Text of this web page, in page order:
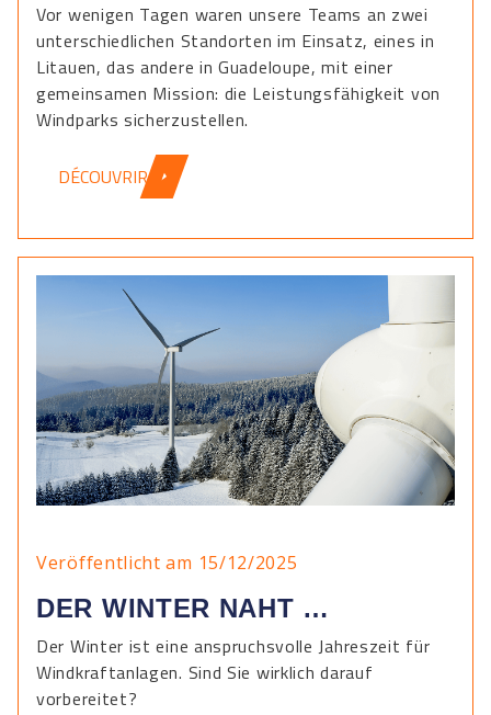
Vor wenigen Tagen waren unsere Teams an zwei
unterschiedlichen Standorten im Einsatz, eines in
Litauen, das andere in Guadeloupe, mit einer
gemeinsamen Mission: die Leistungsfähigkeit von
Windparks sicherzustellen.
DÉCOUVRIR
Veröffentlicht am 15/12/2025
DER WINTER NAHT …
Der Winter ist eine anspruchsvolle Jahreszeit für
Windkraftanlagen. Sind Sie wirklich darauf
vorbereitet?